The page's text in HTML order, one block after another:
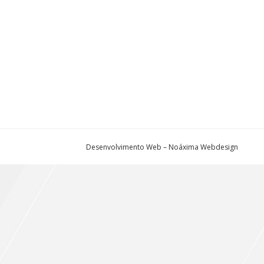
Desenvolvimento Web – Noáxima Webdesign